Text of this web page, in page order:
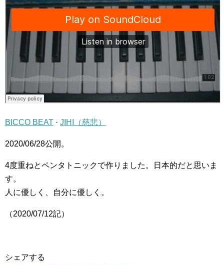
BICCO BEAT · JIHI（慈悲）
2020/06/28公開。
4度重ねとペンタトニックで作りました。日本的だと思いま
す。
人に優しく、自分に優しく。
（2020/07/12記）
シェアする